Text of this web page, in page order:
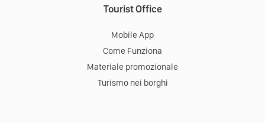
Tourist Office
Mobile App
Come Funziona
Materiale promozionale
Turismo nei borghi